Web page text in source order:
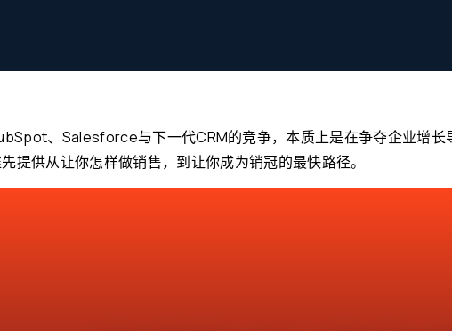
、Salesforce与下一代CRM的竞争，本质上是在争夺企业增长
提供从让你怎样做销售，到让你成为销冠的最快路径。